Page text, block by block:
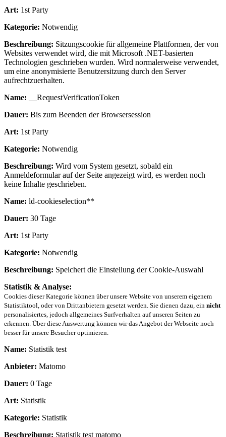
Art: 1st Party
Kategorie: Notwendig
Beschreibung: Sitzungscookie für allgemeine Plattformen, der von
Websites verwendet wird, die mit Microsoft .NET-basierten
Technologien geschrieben wurden. Wird normalerweise verwendet,
um eine anonymisierte Benutzersitzung durch den Server
aufrechtzuerhalten.
Name: __RequestVerificationToken
Dauer: Bis zum Beenden der Browsersession
Art: 1st Party
Kategorie: Notwendig
Beschreibung: Wird vom System gesetzt, sobald ein
Anmeldeformular auf der Seite angezeigt wird, es werden noch
keine Inhalte geschrieben.
Name: ld-cookieselection**
Dauer: 30 Tage
Art: 1st Party
Kategorie: Notwendig
Beschreibung: Speichert die Einstellung der Cookie-Auswahl
Statistik & Analyse:
Cookies dieser Kategorie können über unsere Website von unserem eigenem
Statistiktool, oder von Drittanbietern gesetzt werden. Sie dienen dazu, ein nicht
personalisiertes, jedoch allgemeines Surfverhalten auf unseren Seiten zu
erkennen. Über diese Auswertung können wir das Angebot der Webseite noch
besser für unsere Besucher optimieren.
Name: Statistik test
Anbieter: Matomo
Dauer: 0 Tage
Art: Statistik
Kategorie: Statistik
Beschreibung: Statistik test matomo